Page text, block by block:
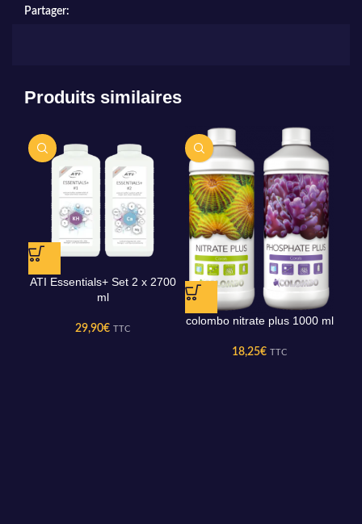
Partager:
Produits similaires
ATI Essentials+ Set 2 x 2700
ml
29,90€ TTC
colombo nitrate plus 1000 ml
18,25€ TTC